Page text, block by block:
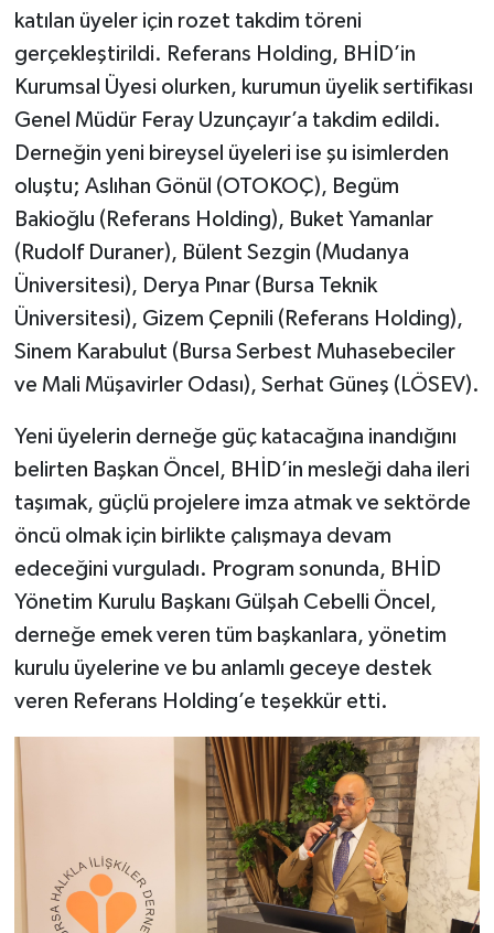
katılan üyeler için rozet takdim töreni
gerçekleştirildi. Referans Holding, BHİD’in
Kurumsal Üyesi olurken, kurumun üyelik sertifikası
Genel Müdür Feray Uzunçayır’a takdim edildi.
Derneğin yeni bireysel üyeleri ise şu isimlerden
oluştu; Aslıhan Gönül (OTOKOÇ), Begüm
Bakioğlu (Referans Holding), Buket Yamanlar
(Rudolf Duraner), Bülent Sezgin (Mudanya
Üniversitesi), Derya Pınar (Bursa Teknik
Üniversitesi), Gizem Çepnili (Referans Holding),
Sinem Karabulut (Bursa Serbest Muhasebeciler
ve Mali Müşavirler Odası), Serhat Güneş (LÖSEV).
Yeni üyelerin derneğe güç katacağına inandığını
belirten Başkan Öncel, BHİD’in mesleği daha ileri
taşımak, güçlü projelere imza atmak ve sektörde
öncü olmak için birlikte çalışmaya devam
edeceğini vurguladı. Program sonunda, BHİD
Yönetim Kurulu Başkanı Gülşah Cebelli Öncel,
derneğe emek veren tüm başkanlara, yönetim
kurulu üyelerine ve bu anlamlı geceye destek
veren Referans Holding’e teşekkür etti.